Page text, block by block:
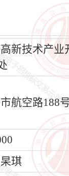
新技术产业
航空路188
琪